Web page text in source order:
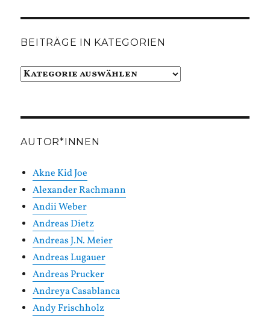
BEITRÄGE IN KATEGORIEN
Beiträge
AUTOR*INNEN
Akne Kid Joe
Alexander Rachmann
Andii Weber
Andreas Dietz
Andreas J.N. Meier
Andreas Lugauer
Andreas Prucker
Andreya Casablanca
Andy Frischholz